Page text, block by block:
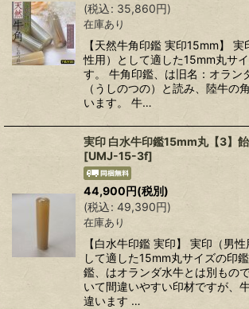
(税込: 35,860円)
在庫あり
【天然牛角印鑑 実印15mm】
性用）として適した15mm丸サ
す。 牛角印鑑、は旧名：オラン
（うしのつの）と読み、陸牛の
います。 牛…
実印 白水牛印鑑15mm丸【3】
[UMJ-15-3f]
44,900円(税別)
(税込: 49,390円)
在庫あり
【白水牛印鑑 実印】 実印（男
して適した15mm丸サイズの印
鑑、はオランダ水牛とは別もの
いて間違いやすい印材ですが、
違います …